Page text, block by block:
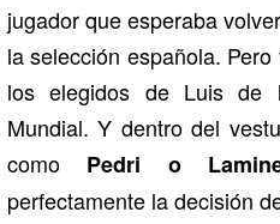
jugador que esperaba
la selección española.
los elegidos de Luis de
Mundial. Y dentro del
como Pedri o
perfectamente la decisión